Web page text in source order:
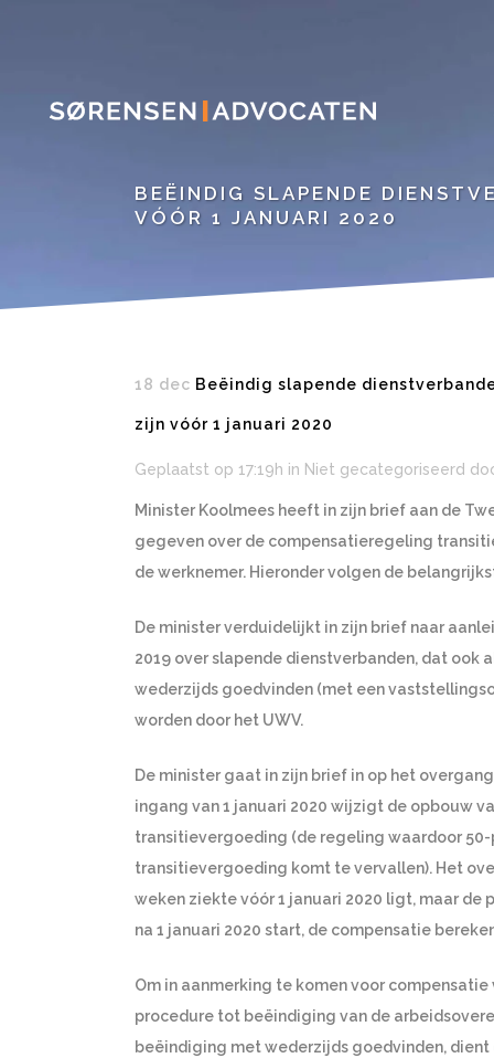
BEËINDIG SLAPENDE
VÓÓR 1 JANUARI 2020
18 dec Beëindig slapende
zijn vóór 1 januari 2020
Geplaatst op 17:19h in Niet gecategoriseerd
Minister Koolmees heeft in zijn brief aan de
gegeven over de compensatieregeling
de werknemer. Hieronder volgen de
De minister verduidelijkt in zijn brief naar
2019 over slapende dienstverbanden, dat
wederzijds goedvinden (met een
worden door het UWV.
De minister gaat in zijn brief in op het
ingang van 1 januari 2020 wijzigt de opbouw
transitievergoeding (de regeling waardoor 50-
transitievergoeding komt te vervallen). Het
weken ziekte vóór 1 januari 2020 ligt, maar
na 1 januari 2020 start, de compensatie
Om in aanmerking te komen voor
procedure tot beëindiging van de
beëindiging met wederzijds goedvinden,